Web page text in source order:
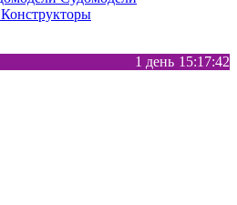
Конструкторы
1 день 15 17 41